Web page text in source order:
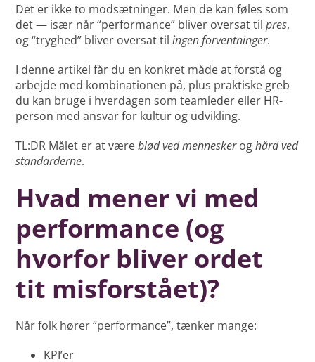
Det er ikke to modsætninger. Men de kan føles som
det — især når “performance” bliver oversat tilpres,
og “tryghed” bliver oversat tilingen forventninger.
I denne artikel får du en konkret måde at forstå og
arbejde med kombinationen på, plus praktiske greb
du kan bruge i hverdagen som teamleder eller HR-
person med ansvar for kultur og udvikling.
TL:DR Målet er at væreblød ved menneskeroghård ved
standarderne.
Hvad mener vi med
performance (og
hvorfor bliver ordet
tit misforstået)?
Når folk hører “performance”, tænker mange:
KPI’er